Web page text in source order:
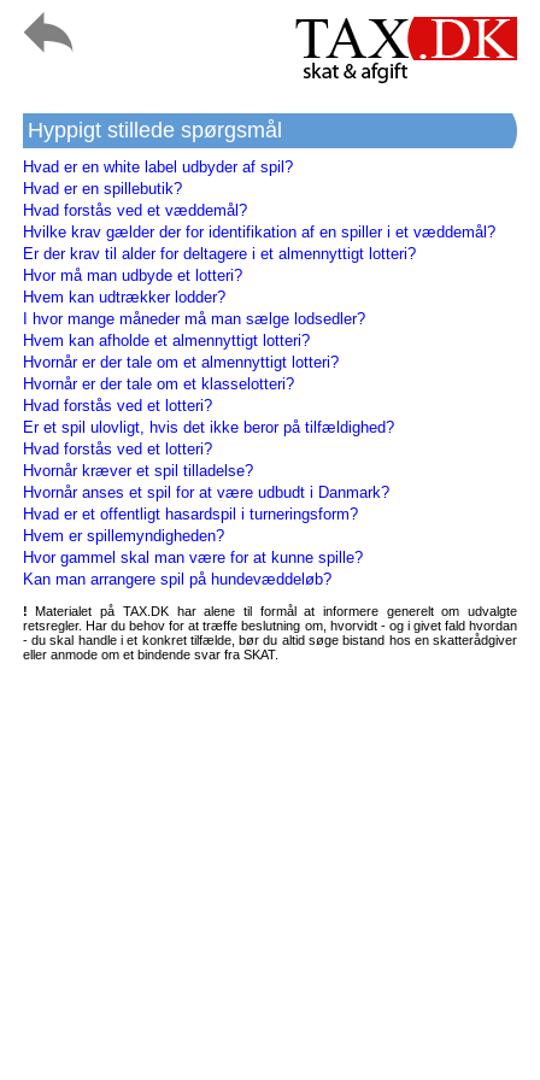
Hyppigt stillede spørgsmål
Hvad er en white label udbyder af spil?
Hvad er en spillebutik?
Hvad forstås ved et væddemål?
Hvilke krav gælder der for identifikation af en spiller i et væddemål?
Er der krav til alder for deltagere i et almennyttigt lotteri?
Hvor må man udbyde et lotteri?
Hvem kan udtrækker lodder?
I hvor mange måneder må man sælge lodsedler?
Hvem kan afholde et almennyttigt lotteri?
Hvornår er der tale om et almennyttigt lotteri?
Hvornår er der tale om et klasselotteri?
Hvad forstås ved et lotteri?
Er et spil ulovligt, hvis det ikke beror på tilfældighed?
Hvad forstås ved et lotteri?
Hvornår kræver et spil tilladelse?
Hvornår anses et spil for at være udbudt i Danmark?
Hvad er et offentligt hasardspil i turneringsform?
Hvem er spillemyndigheden?
Hvor gammel skal man være for at kunne spille?
Kan man arrangere spil på hundevæddeløb?
! Materialet på TAX.DK har alene til formål at informere generelt om udvalgte
retsregler. Har du behov for at træffe beslutning om, hvorvidt - og i givet fald hvordan
- du skal handle i et konkret tilfælde, bør du altid søge bistand hos en skatterådgiver
eller anmode om et bindende svar fra SKAT.